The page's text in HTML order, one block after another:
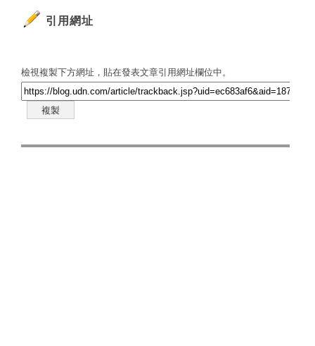
引用網址
檢視複製下方網址，貼在發表文章引用網址欄位中。
複製